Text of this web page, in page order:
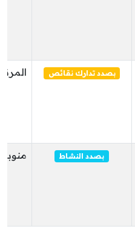
بصدد تدارك نقائص
بصدد النشاط منوبة